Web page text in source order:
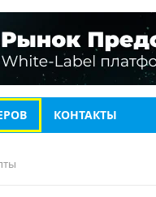
КОНТАКТЫ